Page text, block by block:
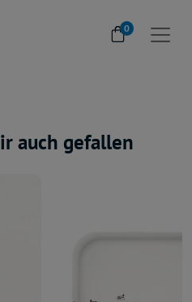
0
auch gefallen